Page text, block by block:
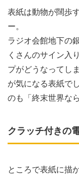
表紙は動物が闊歩
ー。
ラジオ会館地下の
くさんのサイン入
プがどうなってし
が気になる表紙で
のも「終末世界な
クラッチ付きの
ところで表紙に描